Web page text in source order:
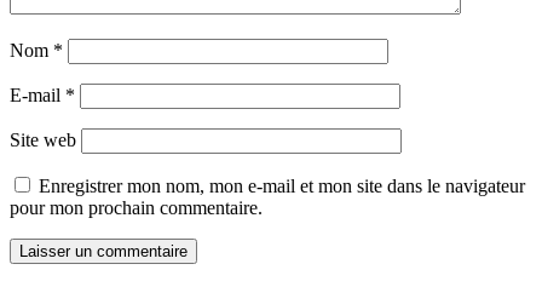
Nom *
E-mail *
Site web
Enregistrer mon nom, mon e-mail et mon site dans le navigateur
pour mon prochain commentaire.